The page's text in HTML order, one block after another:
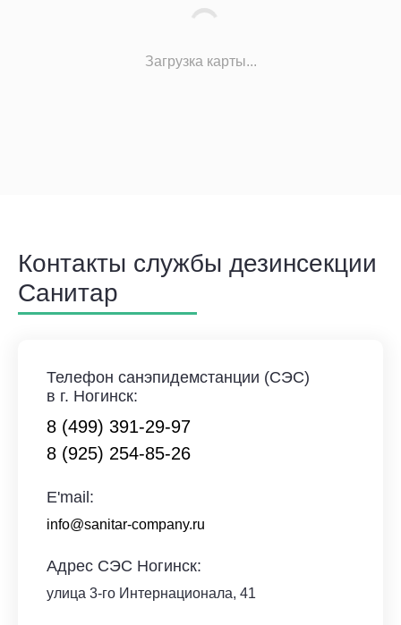
Загрузка карты...
Контакты службы дезинсекции
Санитар
Телефон санэпидемстанции (СЭС)
в г. Ногинск:
8 (499) 391-29-97
8 (925) 254-85-26
E'mail:
info@sanitar-company.ru
Адрес СЭС Ногинск:
улица 3-го Интернационала, 41